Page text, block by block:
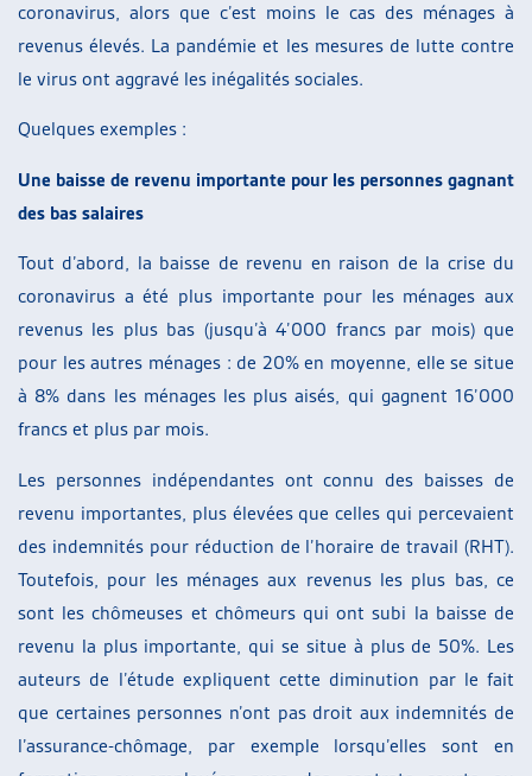
coronavirus, alors que c’est moins le cas des ménages à
revenus élevés. La pandémie et les mesures de lutte contre
le virus ont aggravé les inégalités sociales.
Quelques exemples :
Une baisse de revenu importante pour les personnes gagnant
des bas salaires
Tout d’abord, la baisse de revenu en raison de la crise du
coronavirus a été plus importante pour les ménages aux
revenus les plus bas (jusqu’à 4’000 francs par mois) que
pour les autres ménages : de 20% en moyenne, elle se situe
à 8% dans les ménages les plus aisés, qui gagnent 16’000
francs et plus par mois.
Les personnes indépendantes ont connu des baisses de
revenu importantes, plus élevées que celles qui percevaient
des indemnités pour réduction de l’horaire de travail (RHT).
Toutefois, pour les ménages aux revenus les plus bas, ce
sont les chômeuses et chômeurs qui ont subi la baisse de
revenu la plus importante, qui se situe à plus de 50%. Les
auteurs de l’étude expliquent cette diminution par le fait
que certaines personnes n’ont pas droit aux indemnités de
l’assurance-chômage, par exemple lorsqu’elles sont en